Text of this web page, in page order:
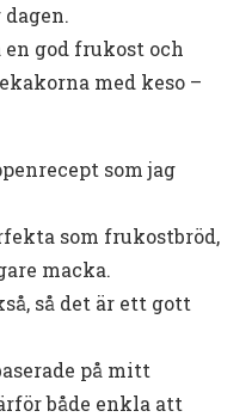
god frukost och
med keso –
som jag
som frukostbröd,
macka.
så det är ett gott
på mitt
både enkla att